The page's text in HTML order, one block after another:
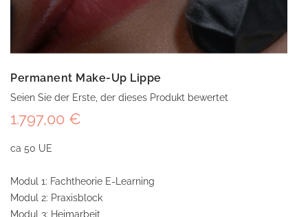
Permanent Make-Up Lippe
Seien Sie der Erste, der dieses Produkt bewertet
1.797,00 €
ca 50 UE
Modul 1: Fachtheorie E-Learning
Modul 2: Praxisblock
Modul 3: Heimarbeit